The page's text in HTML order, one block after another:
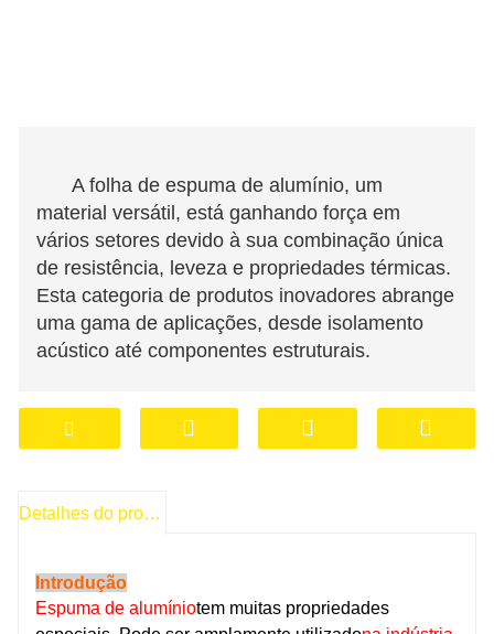
A folha de espuma de alumínio, um
material versátil, está ganhando força em
vários setores devido à sua combinação única
de resistência, leveza e propriedades térmicas.
Esta categoria de produtos inovadores abrange
uma gama de aplicações, desde isolamento
acústico até componentes estruturais.
Detalhes do produto
Introdução
Espuma de alumíniotem muitas propriedades